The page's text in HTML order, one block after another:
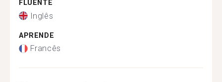
FLUENTE
Inglês
APRENDE
Francês